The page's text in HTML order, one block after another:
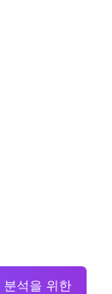
석을 위한